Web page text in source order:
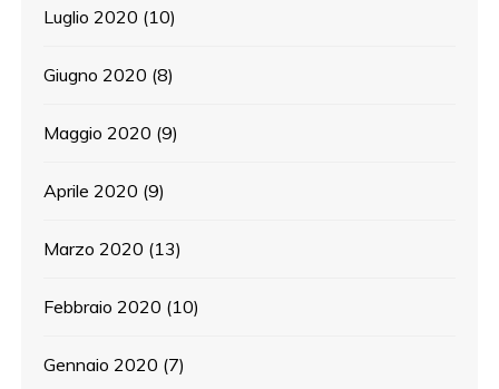
Luglio 2020 (10)
Giugno 2020 (8)
Maggio 2020 (9)
Aprile 2020 (9)
Marzo 2020 (13)
Febbraio 2020 (10)
Gennaio 2020 (7)